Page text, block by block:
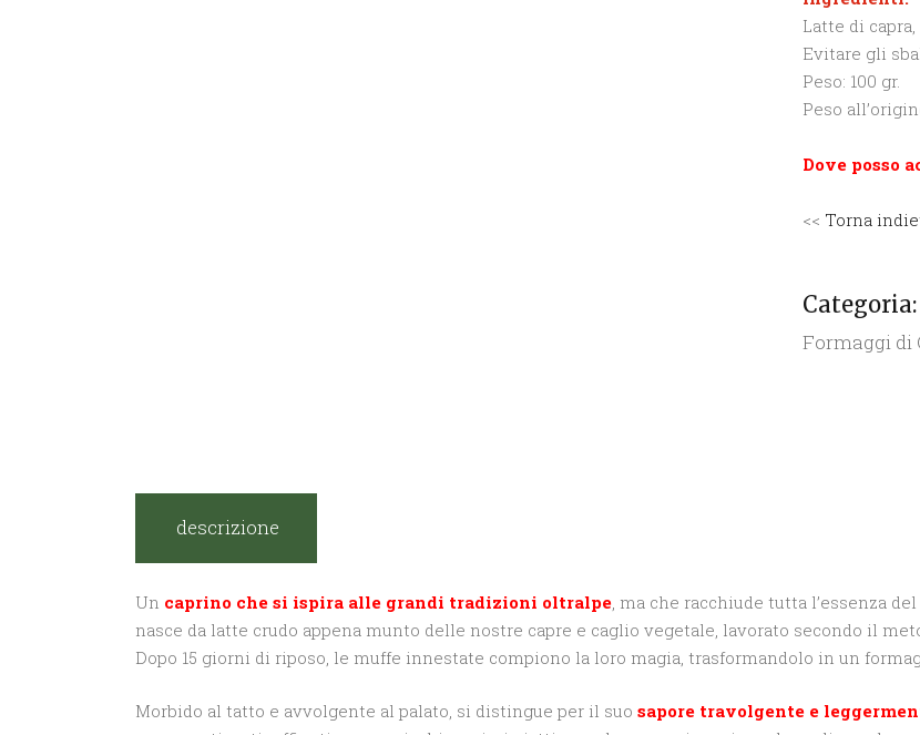
Latte di
Evitare gli
Peso: 100 gr.
Peso
Dove posso
<< Torna
Categoria:
Formaggi di
descrizione
Un caprino che si ispira alle grandi tradizioni oltralpe, ma che racchiude tutta l’essenza
nasce da latte crudo appena munto delle nostre capre e caglio vegetale, lavorato secondo il
Dopo 15 giorni di riposo, le muffe innestate compiono la loro magia, trasformandolo in un
Morbido al tatto e avvolgente al palato, si distingue per il suo sapore travolgente e